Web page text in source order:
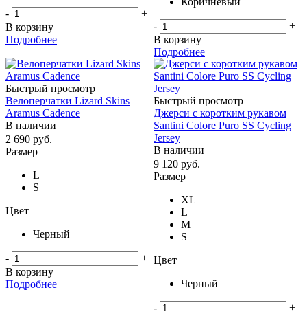
-
+
В корзину
Подробнее
-
+
В корзину
Подробнее
Быстрый просмотр
Велоперчатки Lizard Skins
Aramus Cadence
В наличии
2 690 руб.
Размер
L
S
Цвет
Черный
-
+
В корзину
Подробнее
Быстрый просмотр
Джерси с коротким рукавом
Santini Colore Puro SS Cycling
Jersey
В наличии
9 120 руб.
Размер
XL
L
M
S
Цвет
Черный
-
+